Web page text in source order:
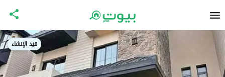
قيد الإنشاء